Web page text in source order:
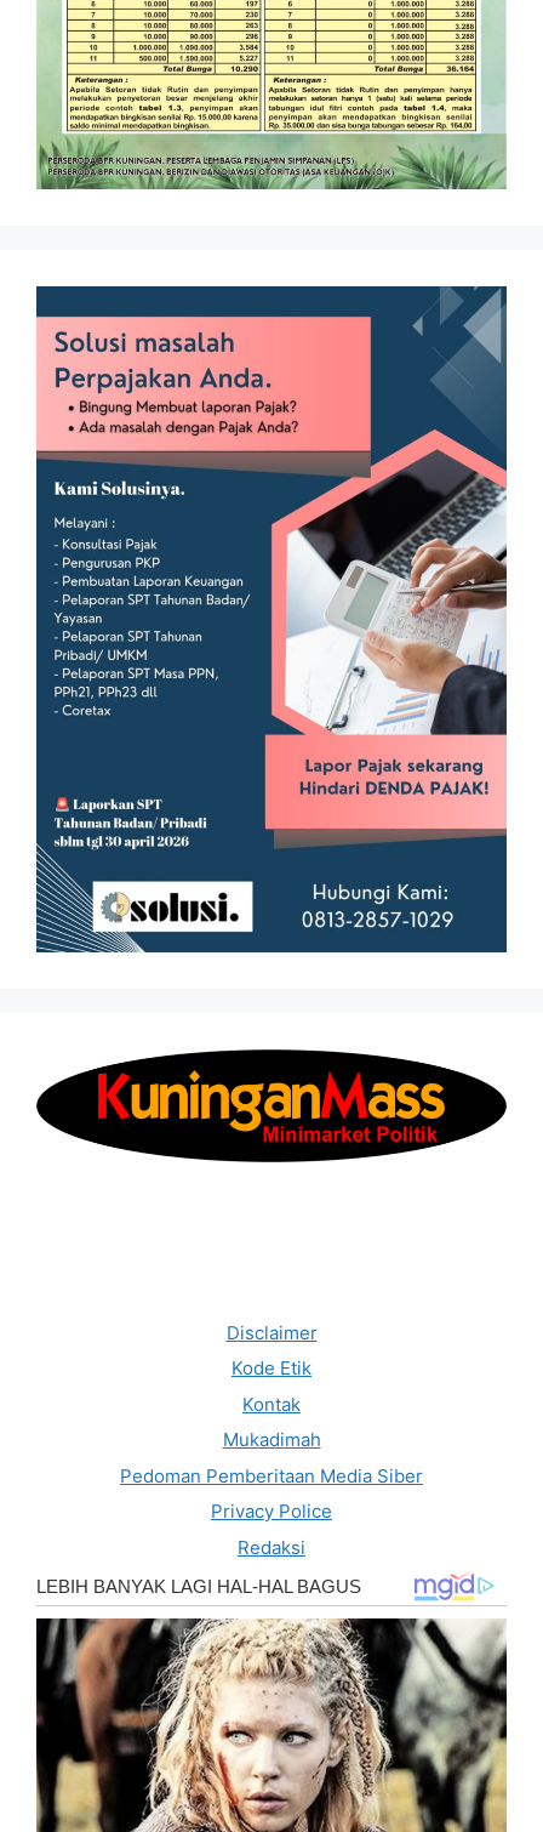
Disclaimer
Kode Etik
Kontak
Mukadimah
Pedoman Pemberitaan Media Siber
Privacy Police
Redaksi